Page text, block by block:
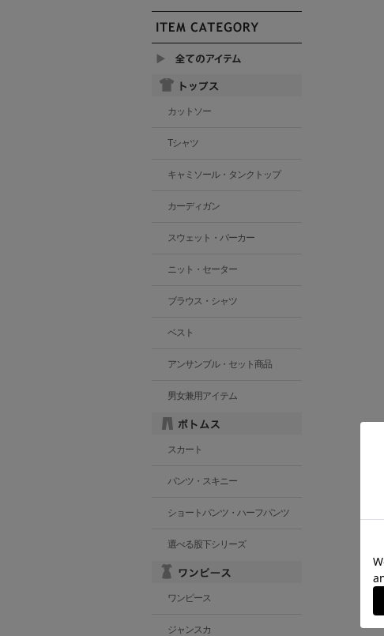
カットソー
Tシャツ
キャミソール・タンクトップ
カーディガン
スウェット・パーカー
ニット・セーター
ブラウス・シャツ
ベスト
アンサンブル・セット商品
男女兼用アイテム
スカート
パンツ・スキニー
ショートパンツ・ハーフパンツ
選べる股下シリーズ
ワンピース
ジャンスカ